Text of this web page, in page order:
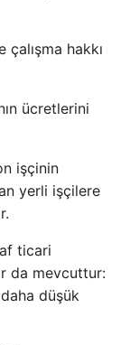
çalışma hakkı
ücretlerini
işçinin
yerli işçilere
ticari
da mevcuttur:
düşük